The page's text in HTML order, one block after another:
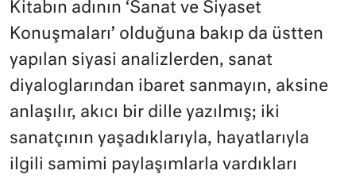
Kitabın adının ‘Sanat ve Siyaset
Konuşmaları’ olduğuna bakıp da üstten
yapılan siyasi analizlerden, sanat
diyaloglarından ibaret sanmayın, aksine
anlaşılır, akıcı bir dille yazılmış; iki
sanatçının yaşadıklarıyla, hayatlarıyla
ilgili samimi paylaşımlarla vardıkları